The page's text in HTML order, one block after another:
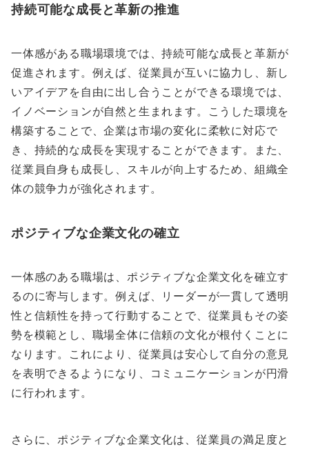
持続可能な成長と革新の推進
一体感がある職場環境では、持続可能な成長と革新が
促進されます。例えば、従業員が互いに協力し、新し
いアイデアを自由に出し合うことができる環境では、
イノベーションが自然と生まれます。こうした環境を
構築することで、企業は市場の変化に柔軟に対応で
き、持続的な成長を実現することができます。また、
従業員自身も成長し、スキルが向上するため、組織全
体の競争力が強化されます。
ポジティブな企業文化の確立
一体感のある職場は、ポジティブな企業文化を確立す
るのに寄与します。例えば、リーダーが一貫して透明
性と信頼性を持って行動することで、従業員もその姿
勢を模範とし、職場全体に信頼の文化が根付くことに
なります。これにより、従業員は安心して自分の意見
を表明できるようになり、コミュニケーションが円滑
に行われます。
さらに、ポジティブな企業文化は、従業員の満足度と